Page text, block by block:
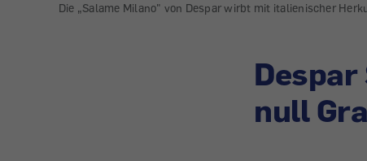
Die „Salame Milano" von Despar wirbt mit italienischer
null